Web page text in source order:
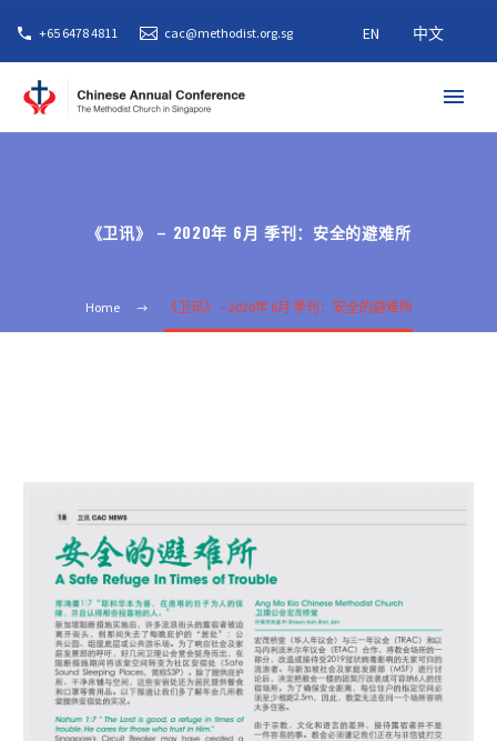
+65 6478 4811 cac@methodist.org.sg EN 中文
《卫讯》 – 2020年 6月 季刊：安全的避难所
Home 《卫讯》 – 2020年 6月 季刊：安全的避难所